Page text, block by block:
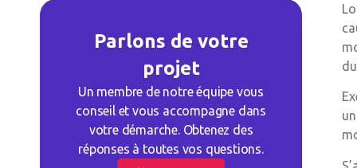
Parlons de votre
projet
Un membre de notre équipe vous
conseil et vous accompagne dans
votre démarche. Obtenez des
réponses à toutes vos questions.